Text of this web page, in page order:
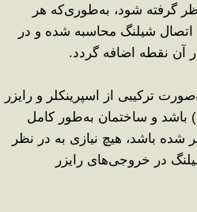
نظر گرفته شود، به‌طوری‌که هر
اتصال شیلنگ محاسبه شده و در
آن نقطه اضافه گردد.
ترکیبی از اسپرینکلر و رایزر
باشد و ساختمان به‌طور کامل
شده باشد، هیچ نیازی به در نظر
در خروجی‌های رایزر